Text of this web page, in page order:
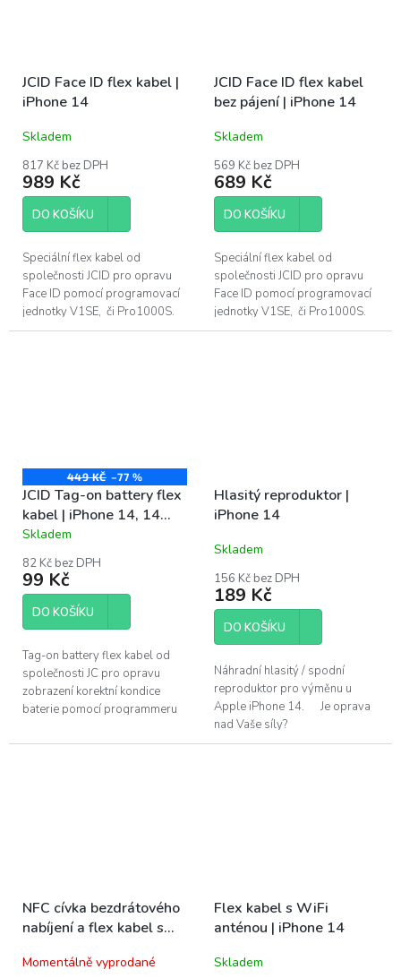
JCID Face ID flex kabel |
iPhone 14
Skladem
817 Kč bez DPH
989 Kč
DO KOŠÍKU
Speciální flex kabel od
společnosti JCID pro opravu
Face ID pomocí programovací
jednotky V1SE, či Pro1000S.
Pro opravu DOT projektoru u
JCID Face ID flex kabel
bez pájení | iPhone 14
Skladem
569 Kč bez DPH
689 Kč
DO KOŠÍKU
Speciální flex kabel od
společnosti JCID pro opravu
Face ID pomocí programovací
jednotky V1SE, či Pro1000S.
Pro opravu DOT projektoru u
449 KČ –77 %
JCID Tag-on battery flex
kabel | iPhone 14, 14
Plus
Průměrné
produktu
je
5,0
hvězdiček.
Skladem
82 Kč bez DPH
99 Kč
DO KOŠÍKU
Tag-on battery flex kabel od
společnosti JC pro opravu
zobrazení korektní kondice
baterie pomocí programmeru
pro profesionální instalaci....
Hlasitý reproduktor |
iPhone 14
Skladem
156 Kč bez DPH
189 Kč
DO KOŠÍKU
Náhradní hlasitý / spodní
reproduktor pro výměnu u
Apple iPhone 14. Je oprava
nad Vaše síly?
Pomůžeme!Navštivte náš servis
NFC cívka bezdrátového
nabíjení a flex kabel s
Momentálně vyprodané
Flex kabel s WiFi
anténou | iPhone 14
Skladem